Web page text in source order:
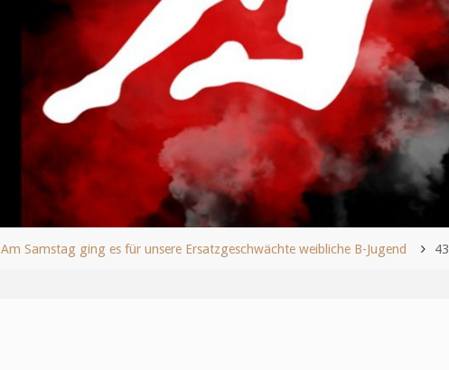
Am Samstag ging es für unsere Ersatzgeschwächte weibliche B-Jugend 43